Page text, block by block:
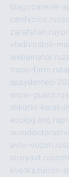
blagodarenie-
cardvoice.ru
zarafshan.ru
vladivostok-
webamator.ru
trade-farm.ru
spayderhed-
snow-guard.ru
shkurki-
ecolog.org.ru
avto-vozim.ru
stroyavt.ru
kvotka.ru iron-